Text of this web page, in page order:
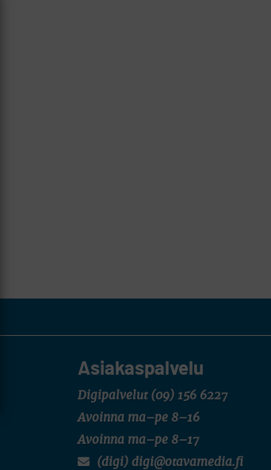
Asiakaspalvelu
Digipalvelut (09) 156 6227
Avoinna ma–pe 8–16
Avoinna ma–pe 8–17
(digi) digi@otavamedia.fi